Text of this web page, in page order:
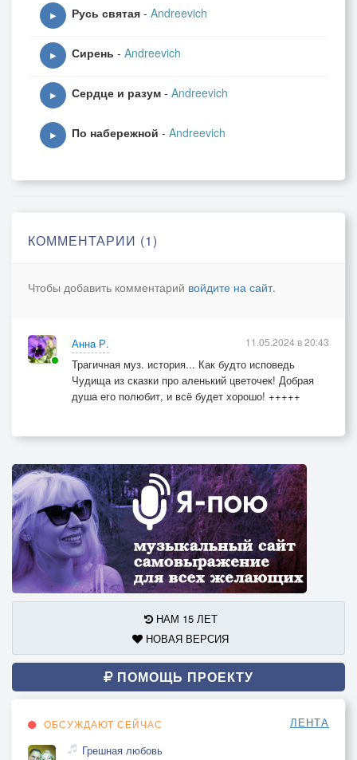
▶ Русь святая - Andreevich
▶ Сирень - Andreevich
▶ Сердце и разум - Andreevich
▶ По набережной - Andreevich
КОММЕНТАРИИ (1)
Чтобы добавить комментарий войдите на сайт.
Анна Р.
Трагичная муз. история... Как будто исповедь
Чудища из сказки про аленький цветочек! Добрая
душа его полюбит, и всё будет хорошо! +++++
11.05.2024 в 20:43
НАМ 15 ЛЕТ
НОВАЯ ВЕРСИЯ
ПОМОЩЬ ПРОЕКТУ
ОБСУЖДАЮТ СЕЙЧАС ЛЕНТА
Грешная любовь